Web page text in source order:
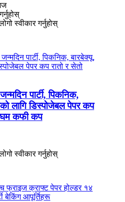
स्वीकार गर्नुहोस्
पार्टी, पिकनिक,
लागि डिस्पोजेबल पेपर कप
कफी कप
स्वीकार गर्नुहोस्